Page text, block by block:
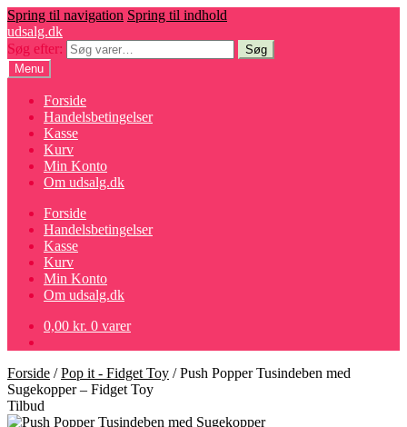
Spring til navigation Spring til indhold
udsalg.dk
Søg efter:
Søg
Menu
Forside
Handelsbetingelser
Kasse
Kurv
Min Konto
Om udsalg.dk
Forside
Handelsbetingelser
Kasse
Kurv
Min Konto
Om udsalg.dk
0,00 kr. 0 varer
Forside /Pop it - Fidget Toy /Push Popper Tusindeben med
Sugekopper – Fidget Toy
Tilbud